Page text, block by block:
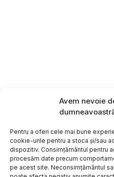
Avem nevoie
Pentru a oferi cele mai bune
cookie-urile pentru a stoca și/sau
dispozitiv. Consimțământul pentru
procesăm date precum
pe acest site. Neconsimțământul